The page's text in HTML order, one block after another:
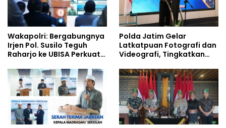
Wakapolri: Bergabungnya
Irjen Pol. Susilo Teguh
Raharjo ke UBISA Perkuat
Studi Kepolisian
Polda Jatim Gelar
Latkatpuan Fotografi dan
Videografi, Tingkatkan
Era Digital